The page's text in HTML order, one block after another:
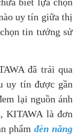
uy tín giữa thị
tin tưởng sử
đã trải qua
uy tín được gần
lại nguồn ánh
KITAWA là đơn
phẩm đèn năng